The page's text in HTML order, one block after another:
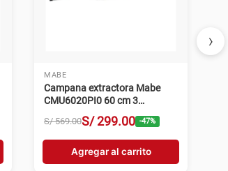
MABE
Campana extractora Mabe
CMU6020PI0 60 cm 3
velocidades inox
S/ 569.00S/ 299.00 -47%
Agregar al carrito
›